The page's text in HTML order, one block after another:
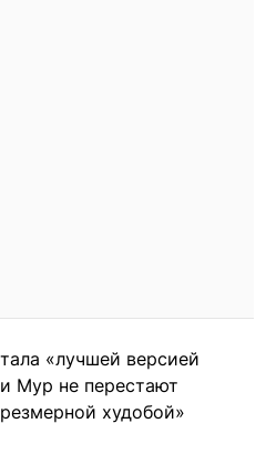
«лучшей версией
Мур не перестают
худобой»